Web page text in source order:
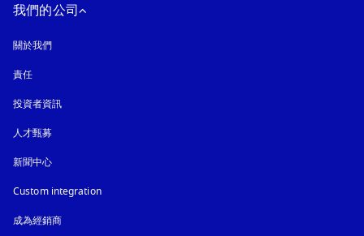
我們的公司
關於我們
責任
投資者資訊
人才甄募
新聞中心
Custom integration
成為經銷商